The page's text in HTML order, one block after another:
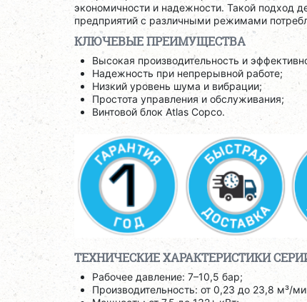
экономичности и надежности. Такой
предприятий с различными режимами
КЛЮЧЕВЫЕ ПРЕИМУЩЕСТВА
Высокая производительность и
Надежность при непрерывной работе;
Низкий уровень шума и вибрации;
Простота управления и обслуживания;
Винтовой блок Atlas Copco.
ТЕХНИЧЕСКИЕ ХАРАКТЕРИСТИКИ
Рабочее давление: 7–10,5 бар;
Производительность: от 0,23 до 23,8 м³/